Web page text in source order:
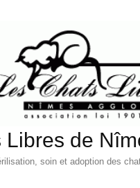
Libres de
soin et adoption des